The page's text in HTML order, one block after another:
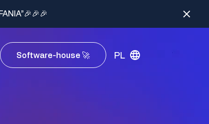
Software-house 🚀 PL